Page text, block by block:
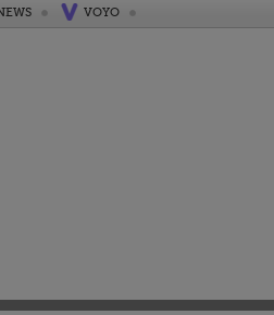
VOYO